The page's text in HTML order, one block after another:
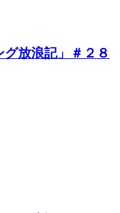
放浪記」＃２８